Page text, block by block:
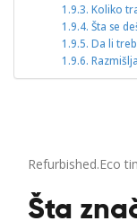
Koliko
Šta se
Da li
Refurbished.Eco
Šta